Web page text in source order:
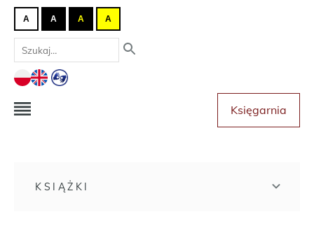
A A A A
Księgarnia
KSIĄŻKI